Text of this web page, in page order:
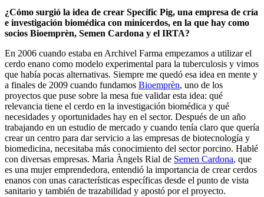
¿Cómo surgió la idea de crear Specific Pig, una empresa de cría
e investigación biomédica con minicerdos, en la que hay como
socios Bioemprèn, Semen Cardona y el IRTA?
En 2006 cuando estaba en Archivel Farma empezamos a utilizar el
cerdo enano como modelo experimental para la tuberculosis y vimos
que había pocas alternativas. Siempre me quedó esa idea en mente y
a finales de 2009 cuando fundamos Bioemprèn, uno de los
proyectos que puse sobre la mesa fue validar esta idea: qué
relevancia tiene el cerdo en la investigación biomédica y qué
necesidades y oportunidades hay en el sector. Después de un año
trabajando en un estudio de mercado y cuando tenía claro que quería
crear un centro para dar servicio a las empresas de biotecnología y
biomedicina, necesitaba más conocimiento del sector porcino. Hablé
con diversas empresas. Maria Àngels Rial de Semen Cardona, que
es una mujer emprendedora, entendió la importancia de crear cerdos
enanos con unas características específicas desde el punto de vista
sanitario y también de trazabilidad y apostó por el proyecto.